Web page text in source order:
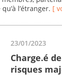
l’étranger. [
23/01/2023
Charge.é
risques